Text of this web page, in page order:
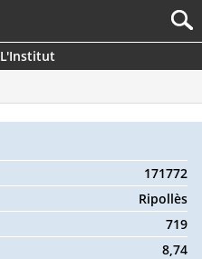
L'Institut
171772
Ripollès
719
8,74